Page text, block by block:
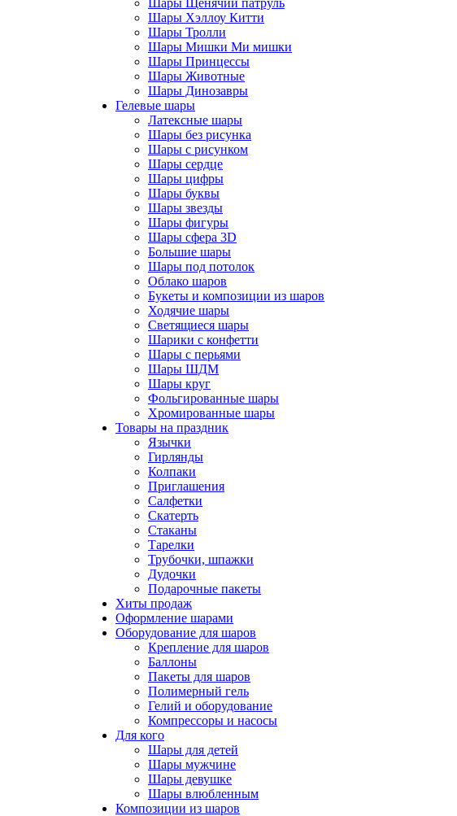
Шары Щенячий патруль
Шары Хэллоу Китти
Шары Тролли
Шары Мишки Ми мишки
Шары Принцессы
Шары Животные
Шары Динозавры
Гелевые шары
Латексные шары
Шары без рисунка
Шары с рисунком
Шары сердце
Шары цифры
Шары буквы
Шары звезды
Шары фигуры
Шары сфера 3D
Большие шары
Шары под потолок
Облако шаров
Букеты и композиции из шаров
Ходячие шары
Светящиеся шары
Шарики с конфетти
Шары с перьями
Шары ШДМ
Шары круг
Фольгированные шары
Хромированные шары
Товары на праздник
Язычки
Гирлянды
Колпаки
Приглашения
Салфетки
Скатерть
Стаканы
Тарелки
Трубочки, шпажки
Дудочки
Подарочные пакеты
Хиты продаж
Оформление шарами
Оборудование для шаров
Крепление для шаров
Баллоны
Пакеты для шаров
Полимерный гель
Гелий и оборудование
Компрессоры и насосы
Для кого
Шары для детей
Шары мужчине
Шары девушке
Шары влюбленным
Композиции из шаров